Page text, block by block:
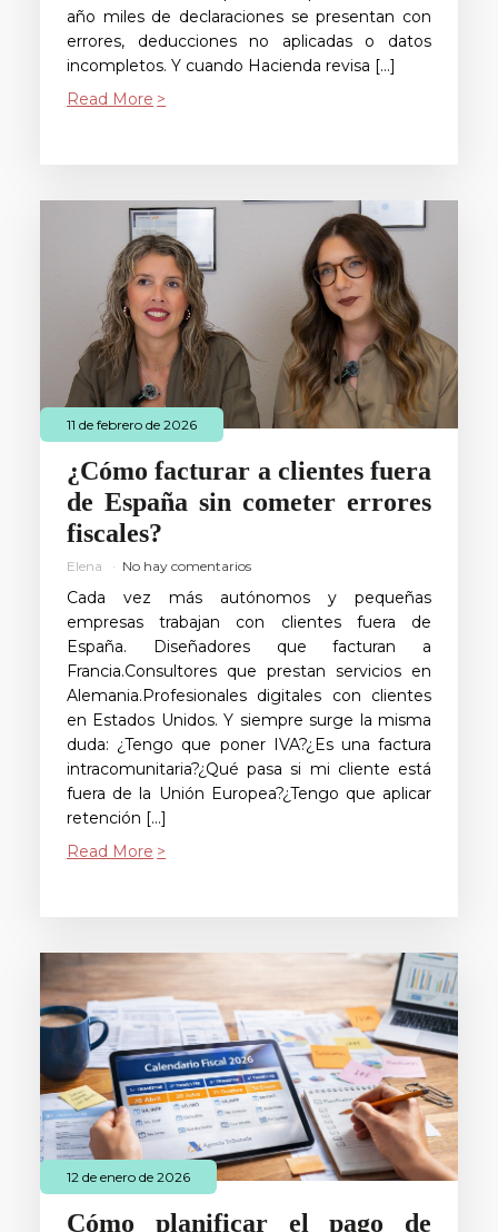
año miles de declaraciones se presentan con
errores, deducciones no aplicadas o datos
incompletos. Y cuando Hacienda revisa […]
Read More
11 de febrero de 2026
¿Cómo facturar a clientes fuera
de España sin cometer errores
fiscales?
Elena No hay comentarios
Cada vez más autónomos y pequeñas
empresas trabajan con clientes fuera de
España. Diseñadores que facturan a
Francia.Consultores que prestan servicios en
Alemania.Profesionales digitales con clientes
en Estados Unidos. Y siempre surge la misma
duda: ¿Tengo que poner IVA?¿Es una factura
intracomunitaria?¿Qué pasa si mi cliente está
fuera de la Unión Europea?¿Tengo que aplicar
retención […]
Read More
12 de enero de 2026
Cómo planificar el pago de